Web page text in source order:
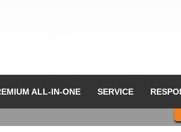
ALL-IN-ONE SERVICE